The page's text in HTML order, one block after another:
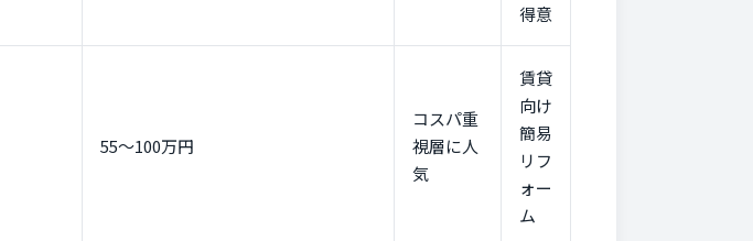
得意
55～100万円
コスパ重
視層に人
気
賃貸
向け
簡易
リフ
ォー
ム